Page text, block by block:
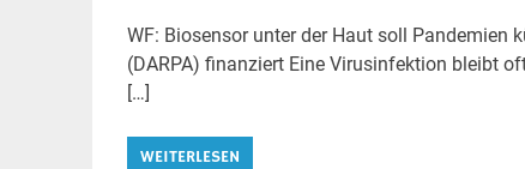
WF: Biosensor unter der Haut soll Pandemien
(DARPA) finanziert Eine Virusinfektion bleibt
[…]
WEITERLESEN